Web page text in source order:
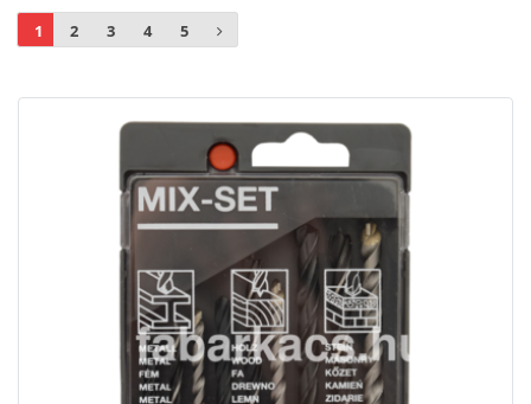
1 2 3 4 5